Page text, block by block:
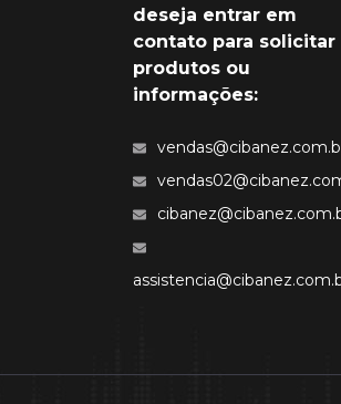
deseja entrar em
contato para solicitar
produtos ou
informações: